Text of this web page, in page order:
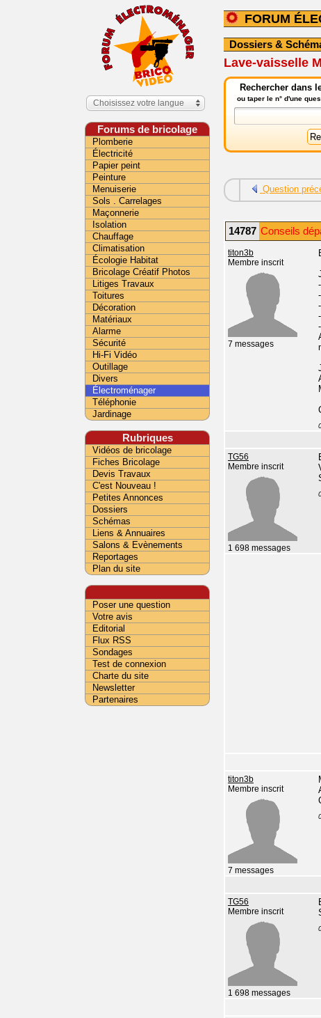
FORUM
Dossiers &
Lave-vaisselle
Rechercher dans
ou taper le n° d'une
Question
14787 Conseils
titon3b
Membre inscrit
7 messages
TG56
Membre inscrit
1 698 messages
titon3b
Membre inscrit
7 messages
TG56
Membre inscrit
1 698 messages
Choisissez votre langue
Forums de bricolage
Plomberie
Électricité
Papier peint
Peinture
Menuiserie
Sols . Carrelages
Maçonnerie
Isolation
Chauffage
Climatisation
Écologie Habitat
Bricolage Créatif Photos
Litiges Travaux
Toitures
Décoration
Matériaux
Alarme
Sécurité
Hi-Fi Vidéo
Outillage
Divers
Électroménager
Téléphonie
Jardinage
Rubriques
Vidéos de bricolage
Fiches Bricolage
Devis Travaux
C'est Nouveau !
Petites Annonces
Dossiers
Schémas
Liens & Annuaires
Salons & Evènements
Reportages
Plan du site
Poser une question
Votre avis
Editorial
Flux RSS
Sondages
Test de connexion
Charte du site
Newsletter
Partenaires